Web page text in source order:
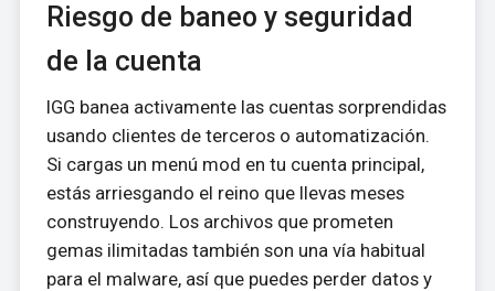
Riesgo de baneo y seguridad
de la cuenta
IGG banea activamente las cuentas sorprendidas
usando clientes de terceros o automatización.
Si cargas un menú mod en tu cuenta principal,
estás arriesgando el reino que llevas meses
construyendo. Los archivos que prometen
gemas ilimitadas también son una vía habitual
para el malware, así que puedes perder datos y